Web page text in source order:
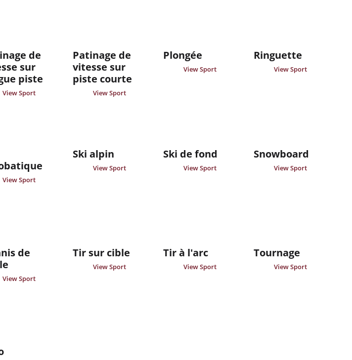
de
sur
piste
View Sport
Patinage de
vitesse sur
piste courte
View Sport
Plongée
View Sport
Ringuette
View Sport
View Sport
Ski alpin
View Sport
Ski de fond
View Sport
Snowboard
View Sport
de
View Sport
Tir sur cible
View Sport
Tir à l'arc
View Sport
Tournage
View Sport